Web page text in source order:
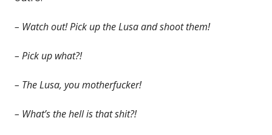
– Watch out! Pick up the Lusa and shoot them!
– Pick up what?!
– The Lusa, you motherfucker!
– What’s the hell is that shit?!